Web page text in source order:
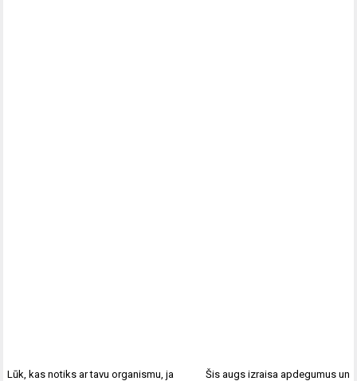
Lūk, kas notiks ar tavu organismu, ja
Šis augs izraisa apdegumus un